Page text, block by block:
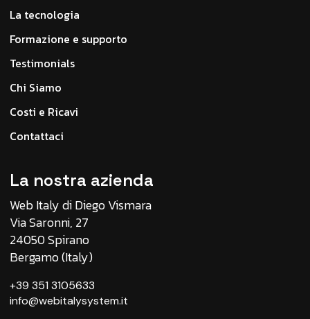
La tecnologia
Formazione e supporto
Testimonials
Chi Siamo
Costi e Ricavi
Contattaci
La nostra azienda
Web Italy di Diego Vismara
Via Saronni, 27
24050 Spirano
Bergamo (Italy)
+39 351 3105633
info@webitalysystem.it